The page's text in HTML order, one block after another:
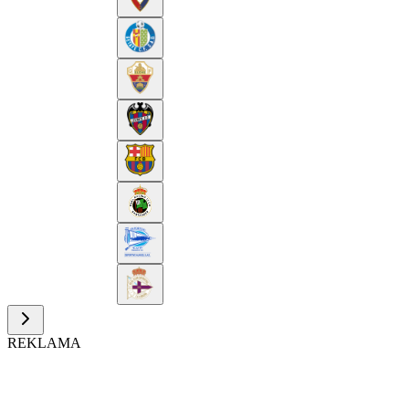
REKLAMA